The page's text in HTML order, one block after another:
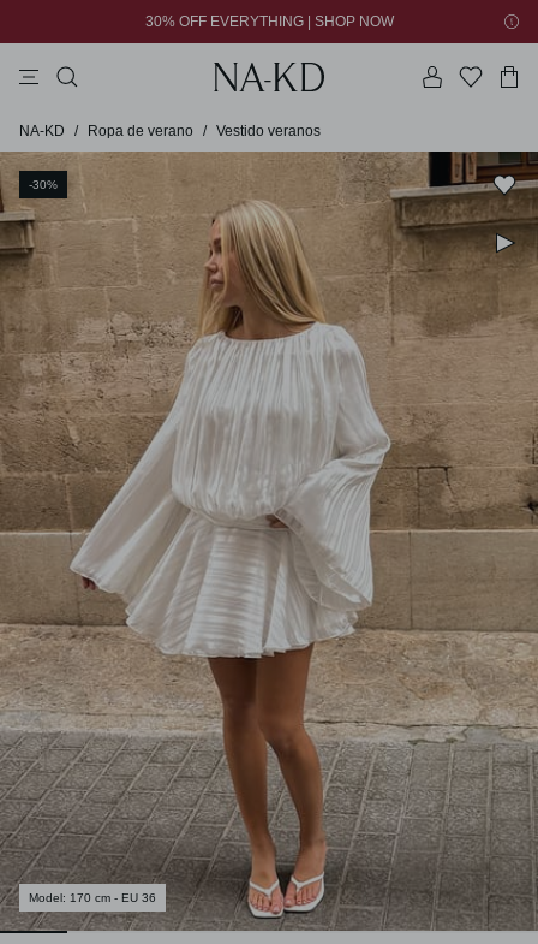
30% OFF EVERYTHING | SHOP NOW
NA-KD / Ropa de verano / Vestido veranos
-30%
Model : 170 cm - EU 36